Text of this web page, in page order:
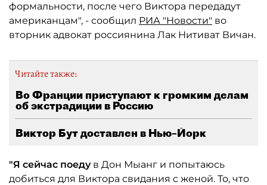
формальности, после чего Виктора передадут
американцам", - сообщил РИА "Новости" во
вторник адвокат россиянина Лак Нитиват Вичан.
Читайте также:
Во Франции приступают к громким делам
об экстрадиции в Россию
Виктор Бут доставлен в Нью–Йорк
"Я сейчас поеду в Дон Мыанг и попытаюсь
добиться для Виктора свидания с женой. То, что